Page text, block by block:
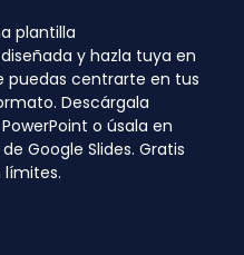
plantilla
y hazla tuya en
puedas centrarte en tus
Descárgala
o úsala en
Google Slides. Gratis
límites.